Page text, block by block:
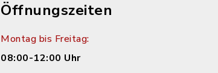
Öffnungszeiten
Montag bis Freitag:
08:00-12:00 Uhr